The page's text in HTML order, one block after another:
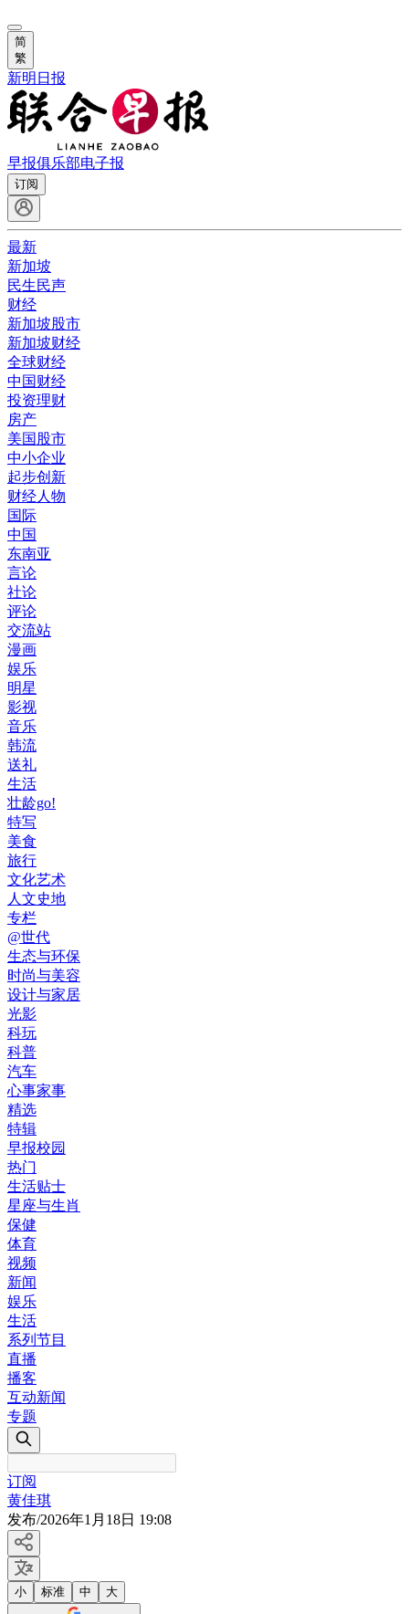
简
繁
新明日报
早报俱乐部电子报
订阅
最新
新加坡
民生民声
财经
新加坡股市
新加坡财经
全球财经
中国财经
投资理财
房产
美国股市
中小企业
起步创新
财经人物
国际
中国
东南亚
言论
社论
评论
交流站
漫画
娱乐
明星
影视
音乐
韩流
送礼
生活
壮龄go!
特写
美食
旅行
文化艺术
人文史地
专栏
@世代
生态与环保
时尚与美容
设计与家居
光影
科玩
科普
汽车
心事家事
精选
特辑
早报校园
热门
生活贴士
星座与生肖
保健
体育
视频
新闻
娱乐
生活
系列节目
直播
播客
互动新闻
专题
订阅
黄佳琪
发布/2026年1月18日 19:08
小 标准 中 大